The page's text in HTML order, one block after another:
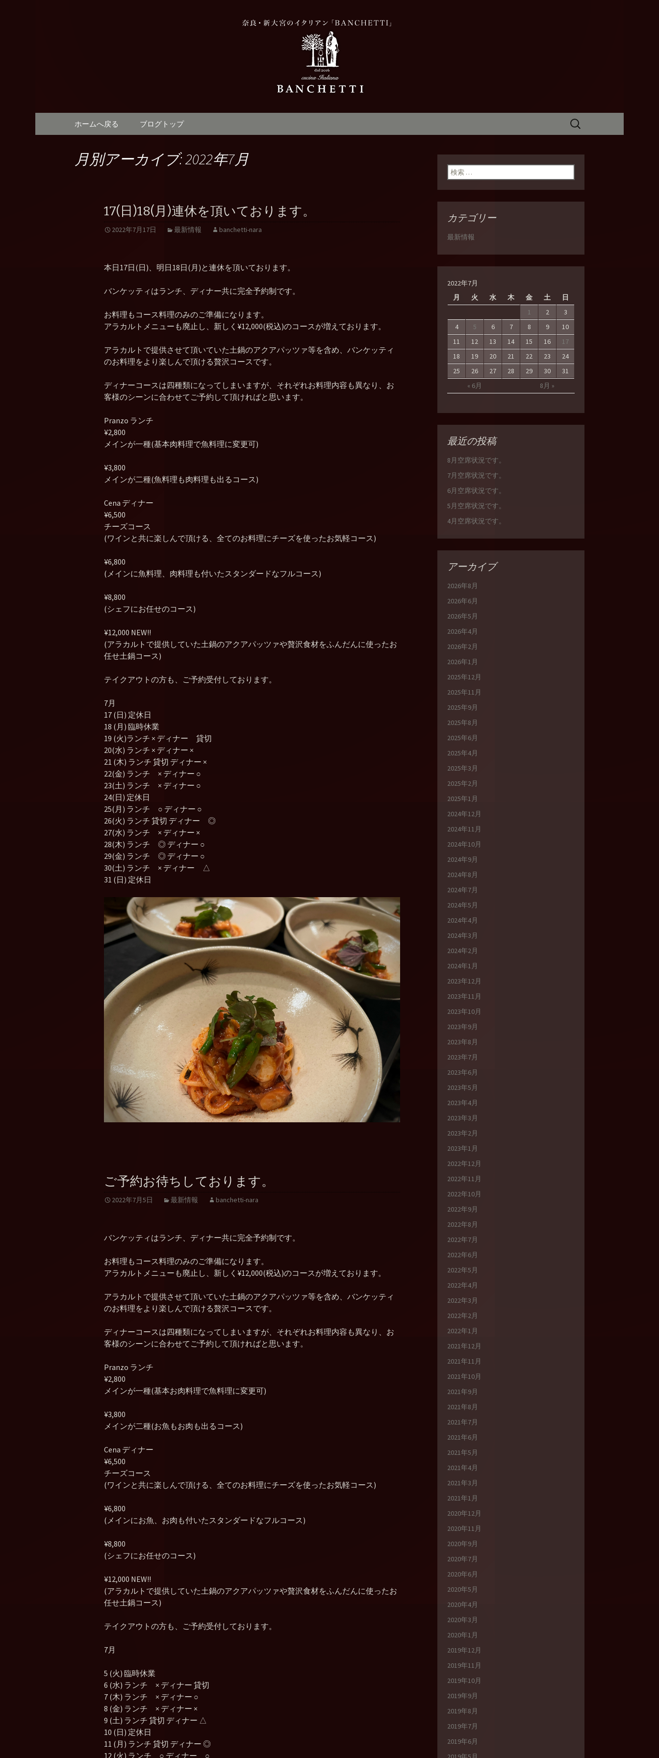
奈良、新大宮「BANCHETTI(バンケッテ
コンテンツへ移動
ホームへ戻る ブログトップ
検
月別アーカイブ: 2022年7月
17(日)18(月)連休を頂いております。
2022年7月17日 最新情報 banchetti-nara
本日17日(日)、明日18日(月)と連休を頂いております。
バンケッティはランチ、ディナー共に完全予約制です。
お料理もコース料理のみのご準備になります。
アラカルトメニューも廃止し、新しく¥12,000(税込)のコースが増えております。
アラカルトで提供させて頂いていた土鍋のアクアパッツァ等を含め、バンケッティ
のお料理をより楽しんで頂ける贅沢コースです。
ディナーコースは四種類になってしまいますが、それぞれお料理内容も異なり、お
客様のシーンに合わせてご予約して頂ければと思います。
Pranzo ランチ
¥2,800
メインが一種(基本肉料理で魚料理に変更可)
¥3,800
メインが二種(魚料理も肉料理も出るコース)
Cena ディナー
¥6,500
チーズコース
(ワインと共に楽しんで頂ける、全てのお料理にチーズを使ったお気軽コース)
¥6,800
(メインに魚料理、肉料理も付いたスタンダードなフルコース)
¥8,800
(シェフにお任せのコース)
¥12,000 NEW!!
(アラカルトで提供していた土鍋のアクアパッツァや贅沢食材をふんだんに使ったお
任せ土鍋コース)
テイクアウトの方も、ご予約受付しております。
7月
17 (日) 定休日
18 (月) 臨時休業
19 (火)ランチ × ディナー 貸切
20(水) ランチ × ディナー ×
21 (木) ランチ 貸切 ディナー ×
22(金) ランチ × ディナー ○
23(土) ランチ × ディナー ○
24(日) 定休日
25(月) ランチ ○ ディナー ○
26(火) ランチ 貸切 ディナー ◎
27(水) ランチ × ディナー ×
28(木) ランチ ◎ ディナー ○
29(金) ランチ ◎ ディナー ○
30(土) ランチ × ディナー △
31 (日) 定休日
ご予約お待ちしております。
2022年7月5日 最新情報 banchetti-nara
バンケッティはランチ、ディナー共に完全予約制です。
お料理もコース料理のみのご準備になります。
アラカルトメニューも廃止し、新しく¥12,000(税込)のコースが増えております。
アラカルトで提供させて頂いていた土鍋のアクアパッツァ等を含め、バンケッティ
のお料理をより楽しんで頂ける贅沢コースです。
ディナーコースは四種類になってしまいますが、それぞれお料理内容も異なり、お
客様のシーンに合わせてご予約して頂ければと思います。
Pranzo ランチ
¥2,800
メインが一種(基本お肉料理で魚料理に変更可)
¥3,800
メインが二種(お魚もお肉も出るコース)
Cena ディナー
¥6,500
チーズコース
(ワインと共に楽しんで頂ける、全てのお料理にチーズを使ったお気軽コース)
¥6,800
(メインにお魚、お肉も付いたスタンダードなフルコース)
¥8,800
(シェフにお任せのコース)
¥12,000 NEW!!
(アラカルトで提供していた土鍋のアクアパッツァや贅沢食材をふんだんに使ったお
任せ土鍋コース)
テイクアウトの方も、ご予約受付しております。
7月
5 (火) 臨時休業
6 (水) ランチ × ディナー 貸切
7 (木) ランチ × ディナー ○
8 (金) ランチ × ディナー ×
9 (土) ランチ 貸切 ディナー △
10 (日) 定休日
11 (月) ランチ 貸切 ディナー ◎
12 (火) ランチ ○ ディナー ○
検索:
カテゴリー
最新情報
2022年7月
月
火 水 木 金 土 日
« 6月 8月 »
1 2
3
4
5 6 7 8 9
10
11
12 13 14 15 16
17
18
19 20 21 22 23
24
25
26 27 28 29 30 31
最近の投稿
8月空席状況です。
7月空席状況です。
6月空席状況です。
5月空席状況です。
4月空席状況です。
アーカイブ
2026年8月
2026年6月
2026年5月
2026年4月
2026年2月
2026年1月
2025年12月
2025年11月
2025年9月
2025年8月
2025年6月
2025年4月
2025年3月
2025年2月
2025年1月
2024年12月
2024年11月
2024年10月
2024年9月
2024年8月
2024年7月
2024年5月
2024年4月
2024年3月
2024年2月
2024年1月
2023年12月
2023年11月
2023年10月
2023年9月
2023年8月
2023年7月
2023年6月
2023年5月
2023年4月
2023年3月
2023年2月
2023年1月
2022年12月
2022年11月
2022年10月
2022年9月
2022年8月
2022年7月
2022年6月
2022年5月
2022年4月
2022年3月
2022年2月
2022年1月
2021年12月
2021年11月
2021年10月
2021年9月
2021年8月
2021年7月
2021年6月
2021年5月
2021年4月
2021年3月
2021年1月
2020年12月
2020年11月
2020年9月
2020年7月
2020年6月
2020年5月
2020年4月
2020年3月
2020年1月
2019年12月
2019年11月
2019年10月
2019年9月
2019年8月
2019年7月
2019年6月